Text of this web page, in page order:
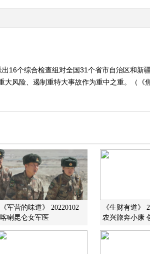
文明五千年
2022-06-09
16个综合检查组对全国31个省市自治区和新
风险、遏制重特大事故作为重中之重。（《
《军营的味道》 20220102
喀喇昆仑女军医
《生财有道》
农兴旅奔小康